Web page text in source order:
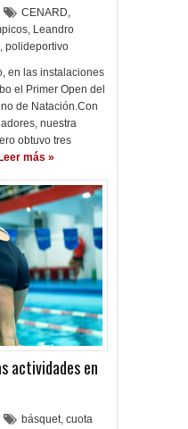
CENARD,
, Leandro
, polideportivo
en las instalaciones
el Primer Open del
de Natación.Con
nuestra
obtuvo tres
Leer más »
actividades en
básquet, cuota